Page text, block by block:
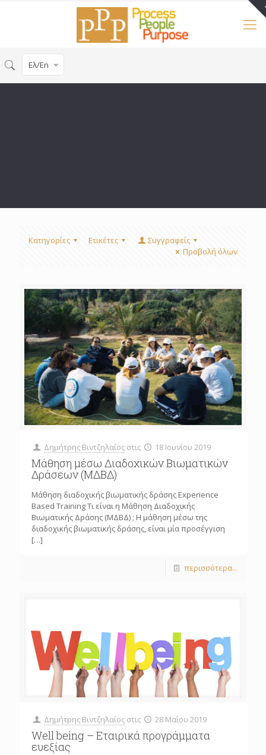
Ελ/En
Κατηγορίες Ετικέτες
Συγγραφείς
Προβολή όλων
Δημήτρης Βιντζηλαίος στις 18 Ιουνίου 2019
Μάθηση μέσω Διαδοχικών Βιωματικών
Δράσεων (ΜΔΒΔ)
Μάθηση διαδοχικής βιωματικής δράσης Experience
Based Training Τι είναι η Mάθηση Διαδοχικής
Βιωματικής Δράσης (ΜΔΒΔ) ; Η μάθηση μέσω της
διαδοχικής βιωματικής δράσης, είναι μία προσέγγιση
[…]
περισσότερα...
Δημήτρης Βιντζηλαίος στις 28 Μαΐου 2019
Well being – Εταιρικά προγράμματα
ευεξίας